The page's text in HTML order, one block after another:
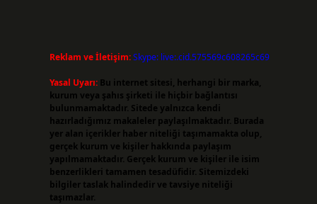
Reklam ve İletişim:Skype: live:.cid.575569c608265c69
Yasal Uyarı: Bu internet sitesi, herhangi bir marka,
kurum veya şahıs şirketi ile hiçbir bağlantısı
bulunmamaktadır. Sitede yalnızca kendi
hazırladığımız makaleler paylaşılmaktadır. Burada
yer alan içerikler haber niteliği taşımamakta olup,
gerçek kurum ve kişiler hakkında paylaşım
yapılmamaktadır. Gerçek kurum ve kişiler ile isim
benzerlikleri tamamen tesadüfidir. Sitemizdeki
bilgiler taslak halindedir ve tavsiye niteliği
taşımazlar.